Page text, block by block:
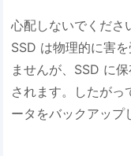
心配しないでくださ
SSD は物理的に害
ませんが、SSD に
されます。したがっ
ータをバックアップ